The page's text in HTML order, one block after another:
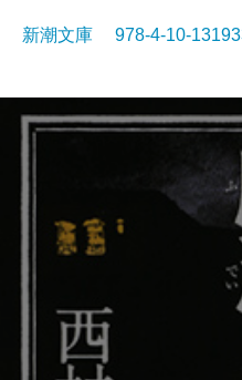
新潮文庫 978-4-10-